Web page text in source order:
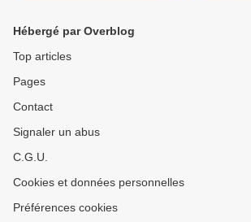
Hébergé par Overblog
Top articles
Pages
Contact
Signaler un abus
C.G.U.
Cookies et données personnelles
Préférences cookies